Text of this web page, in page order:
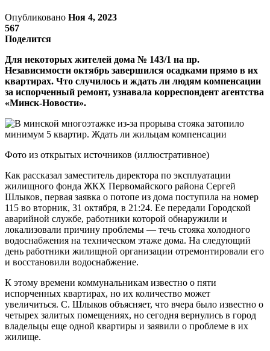
Опубликовано Ноя 4, 2023
567
Поделится
Для некоторых жителей дома № 143/1 на пр.
Независимости октябрь завершился осадками прямо в их
квартирах. Что случилось и ждать ли людям компенсации
за испорченный ремонт, узнавала корреспондент агентства
«Минск-Новости».
Фото из открытых источников (иллюстративное)
Как рассказал заместитель директора по эксплуатации
жилищного фонда ЖКХ Первомайского района Сергей
Шлыков, первая заявка о потопе из дома поступила на номер
115 во вторник, 31 октября, в 21:24. Ее передали Городской
аварийной службе, работники которой обнаружили и
локализовали причину проблемы — течь стояка холодного
водоснабжения на техническом этаже дома. На следующий
день работники жилищной организации отремонтировали его
и восстановили водоснабжение.
К этому времени коммунальникам известно о пяти
испорченных квартирах, но их количество может
увеличиться. С. Шлыков объясняет, что вчера было известно о
четырех залитых помещениях, но сегодня вернулись в город
владельцы еще одной квартиры и заявили о проблеме в их
жилище.